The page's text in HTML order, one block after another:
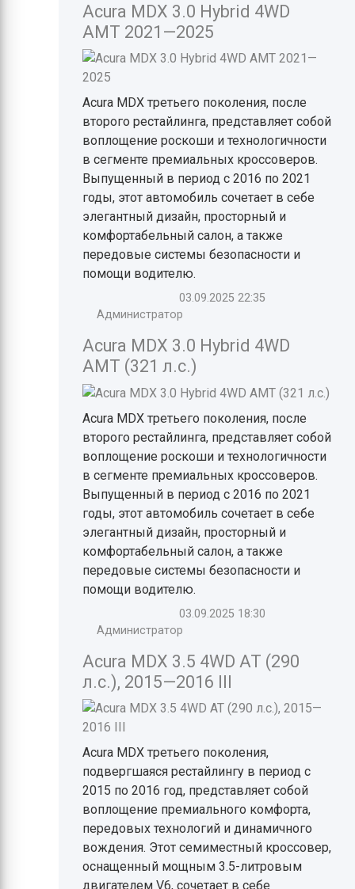
Acura MDX 3.0 Hybrid 4WD
AMT 2021—2025
Acura MDX третьего поколения, после
второго рестайлинга, представляет собой
воплощение роскоши и технологичности
в сегменте премиальных кроссоверов.
Выпущенный в период с 2016 по 2021
годы, этот автомобиль сочетает в себе
элегантный дизайн, просторный и
комфортабельный салон, а также
передовые системы безопасности и
помощи водителю.
03.09.2025 22:35
Администратор
Acura MDX 3.0 Hybrid 4WD
AMT (321 л.с.)
Acura MDX третьего поколения, после
второго рестайлинга, представляет собой
воплощение роскоши и технологичности
в сегменте премиальных кроссоверов.
Выпущенный в период с 2016 по 2021
годы, этот автомобиль сочетает в себе
элегантный дизайн, просторный и
комфортабельный салон, а также
передовые системы безопасности и
помощи водителю.
03.09.2025 18:30
Администратор
Acura MDX 3.5 4WD AT (290
л.с.), 2015—2016 III
Acura MDX третьего поколения,
подвергшаяся рестайлингу в период с
2015 по 2016 год, представляет собой
воплощение премиального комфорта,
передовых технологий и динамичного
вождения. Этот семиместный кроссовер,
оснащенный мощным 3.5-литровым
двигателем V6, сочетает в себе